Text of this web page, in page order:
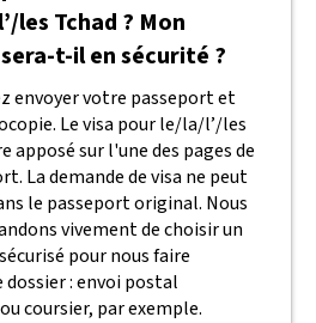
les Tchad ? Mon
t-il en sécurité ?
envoyer votre passeport et
Le visa pour le/la/l’/les
apposé sur l'une des pages de
La demande de visa ne peut
le passeport original. Nous
vivement de choisir un
pour nous faire
: envoi postal
coursier, par exemple.